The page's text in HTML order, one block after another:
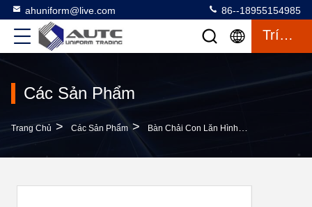
ahuniform@live.com 86--18955154985
Trích Dẫn
Các Sản Phẩm
Trang Chủ > Các Sản Phẩm > Bàn Chải Con Lăn Hình Trụ